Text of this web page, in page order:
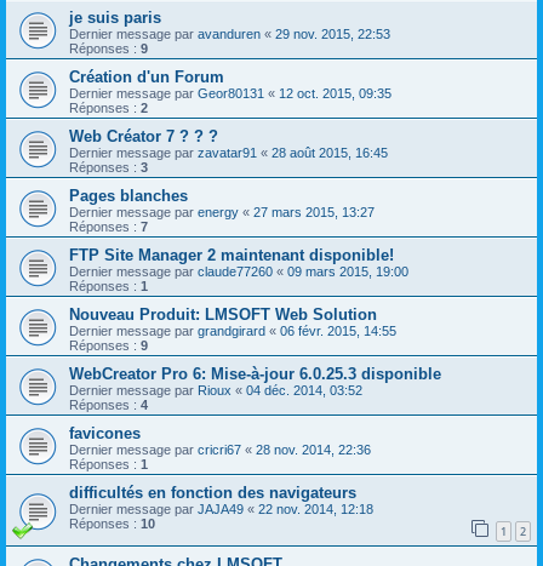
je suis paris
Dernier message par avanduren « 29 nov. 2015, 22:53
Réponses : 9
Création d'un Forum
Dernier message par Geor80131 « 12 oct. 2015, 09:35
Réponses : 2
Web Créator 7 ? ? ?
Dernier message par zavatar91 « 28 août 2015, 16:45
Réponses : 3
Pages blanches
Dernier message par energy « 27 mars 2015, 13:27
Réponses : 7
FTP Site Manager 2 maintenant disponible!
Dernier message par claude77260 « 09 mars 2015, 19:00
Réponses : 1
Nouveau Produit: LMSOFT Web Solution
Dernier message par grandgirard « 06 févr. 2015, 14:55
Réponses : 9
WebCreator Pro 6: Mise-à-jour 6.0.25.3 disponible
Dernier message par Rioux « 04 déc. 2014, 03:52
Réponses : 4
favicones
Dernier message par cricri67 « 28 nov. 2014, 22:36
Réponses : 1
difficultés en fonction des navigateurs
Dernier message par JAJA49 « 22 nov. 2014, 12:18
Réponses : 10 1 2